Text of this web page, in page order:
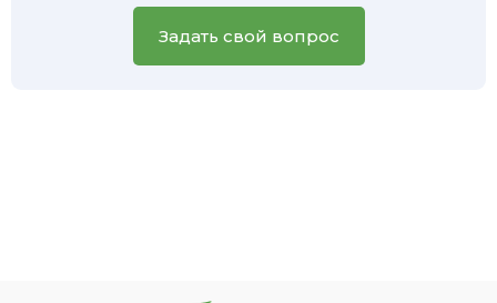
вашего зеленого питомца, и наш специалист обязательно
Задать свой вопрос